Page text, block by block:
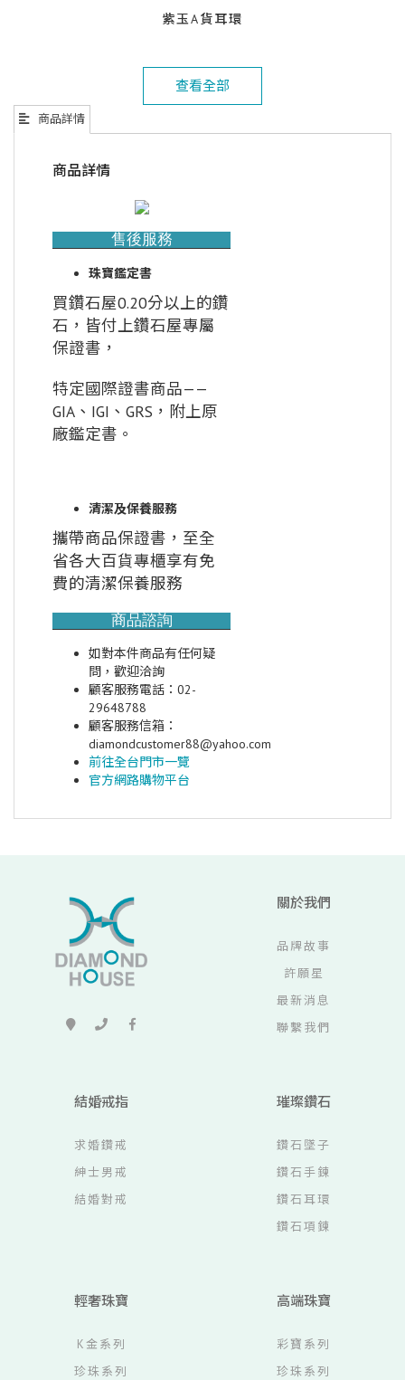
紫玉A貨耳環
查看全部
商品詳情
商品詳情
售後服務
珠寶鑑定書
買鑽石屋0.20分以上的鑽
石，皆付上鑽石屋專屬
保證書，
特定國際證書商品——
GIA、IGI、GRS，附上原
廠鑑定書。
清潔及保養服務
攜帶商品保證書，至全
省各大百貨專櫃享有免
費的清潔保養服務
商品諮詢
如對本件商品有任何疑
問，歡迎洽詢
顧客服務電話：02-
29648788
顧客服務信箱：
diamondcustomer88@yahoo.com
前往全台門市一覽
官方網路購物平台
關於我們
品牌故事
許願星
最新消息
聯繫我們
結婚戒指
求婚鑽戒
紳士男戒
結婚對戒
璀璨鑽石
鑽石墜子
鑽石手鍊
鑽石耳環
鑽石項鍊
輕奢珠寶
K金系列
珍珠系列
高端珠寶
彩寶系列
珍珠系列